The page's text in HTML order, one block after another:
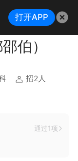
伯）
招2人
通过1项
打开APP